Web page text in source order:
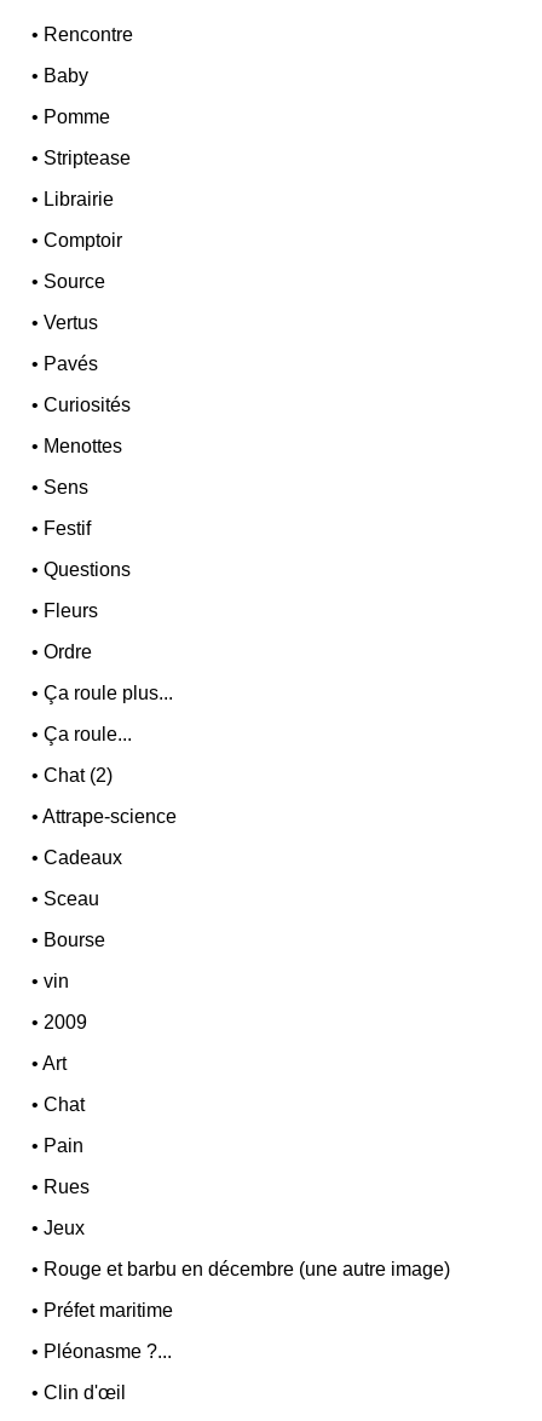
• Rencontre
• Baby
• Pomme
• Striptease
• Librairie
•Comptoir
• Source
•Vertus
• Pavés
•Curiosités
• Menottes
• Sens
• Festif
•Questions
• Fleurs
•Ordre
•Ça roule plus...
•Ça roule...
•Chat (2)
•Attrape-science
•Cadeaux
• Sceau
• Bourse
•vin
• 2009
•Art
•Chat
• Pain
• Rues
•Jeux
• Rouge et barbu en décembre (une autre image)
• Préfet maritime
• Pléonasme ?...
•Clin d'œil